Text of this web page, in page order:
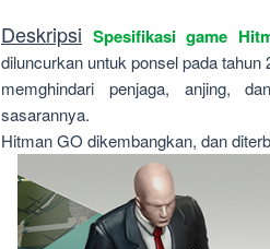
Deskripsi Spesifikasi game
diluncurkan untuk ponsel pada
memghindari penjaga, anjing,
sasarannya.
Hitman GO dikembangkan, dan